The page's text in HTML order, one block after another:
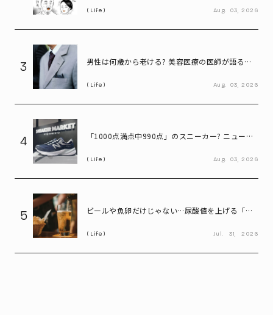
Life Aug. 03, 2026
3
男性は何歳から老ける? 美容医療の医師が語る
Life Aug. 03, 2026
4
「1000点満点中990点」のスニーカー? ニューバ
Life Aug. 03, 2026
5
ビールや魚卵だけじゃない…尿酸値を上げる「食
Life Jul. 31, 2026